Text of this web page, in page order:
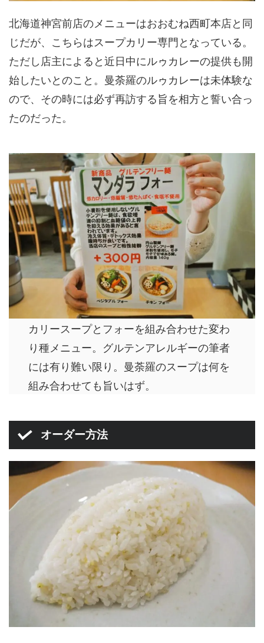
北海道神宮前店のメニューはおおむね西町本店と同
じだが、こちらはスープカリー専門となっている。
ただし店主によると近日中にルゥカレーの提供も開
始したいとのこと。曼荼羅のルゥカレーは未体験な
ので、その時には必ず再訪する旨を相方と誓い合っ
たのだった。
カリースープとフォーを組み合わせた変わ
り種メニュー。グルテンアレルギーの筆者
には有り難い限り。曼荼羅のスープは何を
組み合わせても旨いはず。
オーダー方法